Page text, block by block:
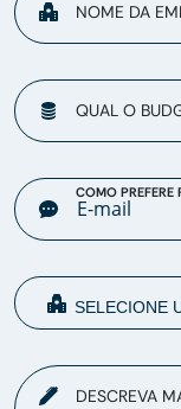
NOME DA
QUAL O
COMO PREFERE
DESCREVA